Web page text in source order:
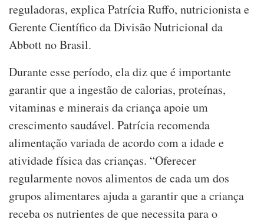
reguladoras, explica Patrícia Ruffo, nutricionista e
Gerente Científico da Divisão Nutricional da
Abbott no Brasil.
Durante esse período, ela diz que é importante
garantir que a ingestão de calorias, proteínas,
vitaminas e minerais da criança apoie um
crescimento saudável. Patrícia recomenda
alimentação variada de acordo com a idade e
atividade física das crianças. “Oferecer
regularmente novos alimentos de cada um dos
grupos alimentares ajuda a garantir que a criança
receba os nutrientes de que necessita para o